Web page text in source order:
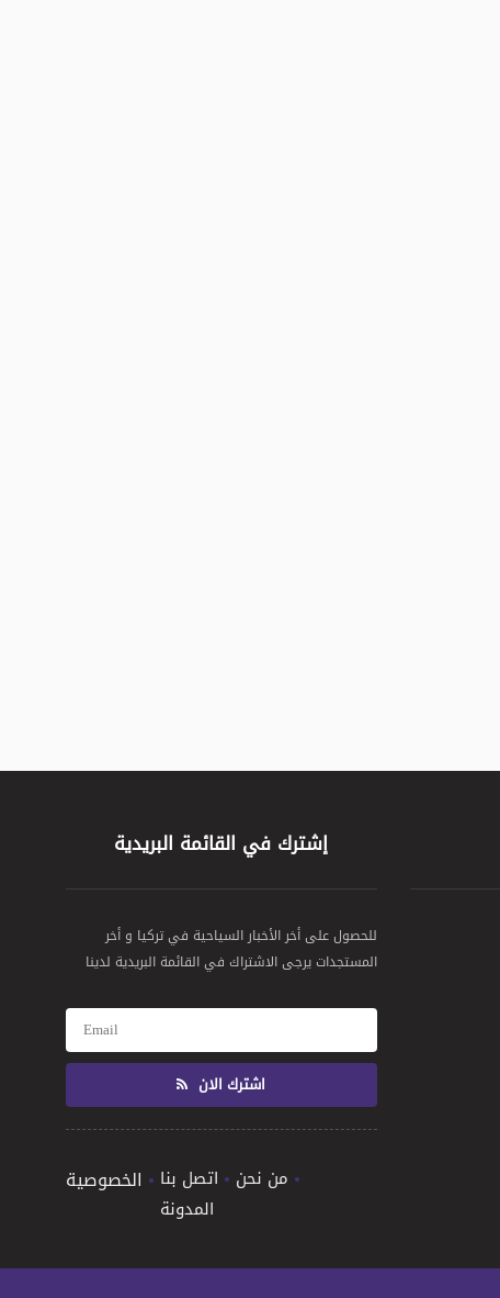
إشترك في القائمة البريدية
للحصول على أخر الأخبار السياحية في تركيا و أخر
المستجدات يرجى الاشتراك في القائمة البريدية لدينا
اشترك الان
الخصوصية اتصل بنا
من نحن
المدونة